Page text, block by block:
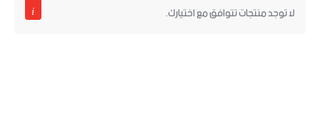
لا توجد منتجات تتوافق مع اختيارك.